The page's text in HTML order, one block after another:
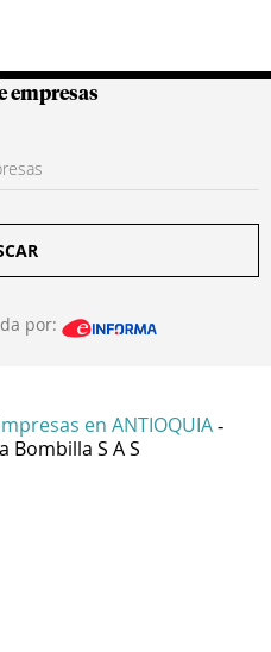
empresas
por:
en ANTIOQUIA -
Bombilla S A S